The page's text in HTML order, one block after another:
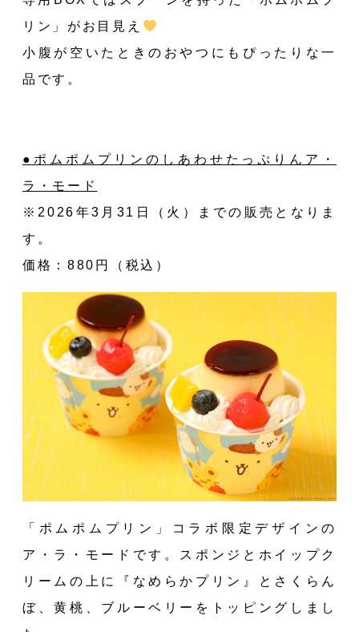
リン」がお目見え
小腹が空いたときのおやつにもぴったりな一
品です。
●ポムポムプリンのしあわせたっぷりんア・
ラ・モード
※2026年3月31日（火）までの販売となりま
す。
価格：880円（税込）
「ポムポムプリン」コラボ限定デザインの
ア・ラ・モードです。スポンジとホイップク
リームの上に『なめらかプリン』とさくらん
ぼ、⻩桃、ブルーベリーをトッピングしまし